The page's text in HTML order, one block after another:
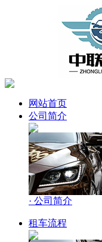
网站首页
公司简介
· 公司简介
租车流程